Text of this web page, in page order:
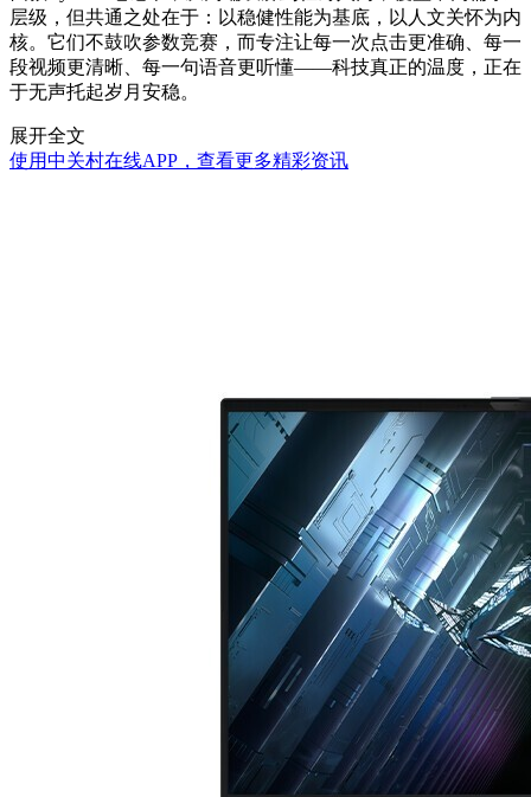
层级，但共通之处在于：以稳健性能为基底，以人文关怀为内
核。它们不鼓吹参数竞赛，而专注让每一次点击更准确、每一
段视频更清晰、每一句语音更听懂——科技真正的温度，正在
于无声托起岁月安稳。
展开全文
使用中关村在线APP，查看更多精彩资讯